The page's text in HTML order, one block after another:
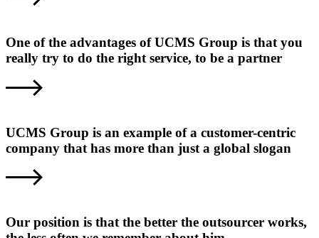
One of the advantages of UCMS Group is that you
really try to do the right service, to be a partner
UCMS Group is an example of a customer-centric
company that has more than just a global slogan
Our position is that the better the outsourcer works,